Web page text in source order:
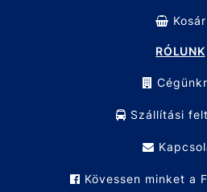
Kosár
RÓLUNK
Szállítási
Kövessen minket a